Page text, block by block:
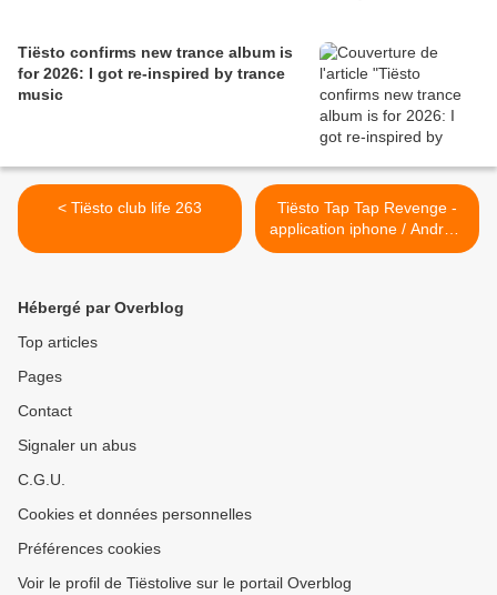
Tiësto confirms new trance album is
for 2026: I got re-inspired by trance
music
< Tiësto club life 263
Tiësto Tap Tap Revenge -
application iphone / Androïd
>
Hébergé par Overblog
Top articles
Pages
Contact
Signaler un abus
C.G.U.
Cookies et données personnelles
Préférences cookies
Voir le profil de Tiëstolive sur le portail Overblog